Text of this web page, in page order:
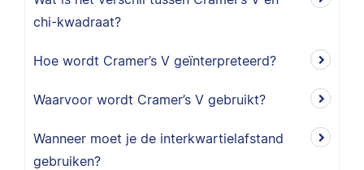
chi-kwadraat?
Hoe wordt Cramer’s V geïnterpreteerd?
Waarvoor wordt Cramer’s V gebruikt?
Wanneer moet je de interkwartielafstand
gebruiken?